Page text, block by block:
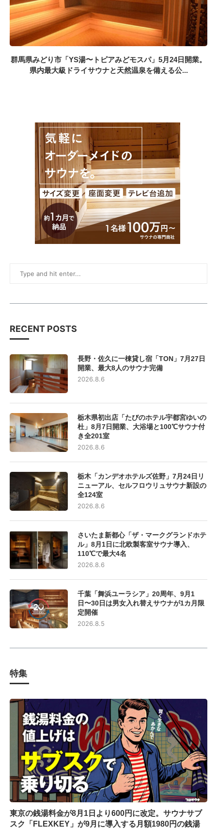
群馬県みどり市「YS湯〜トピアみどモスパ」5月24日開業。
県内最大級ドライサウナと天然温泉を備える公...
RECENT POSTS
長野・佐久に一棟貸し宿「TON」7月27日
開業、最大8人のサウナ完備
2026.8.6
栃木県初出店「たびのホテル宇都宮ゆいの
杜」8月7日開業、大浴場と100℃サウナ付
き全201室
2026.8.6
栃木「カンデオホテルズ佐野」7月24日リ
ニューアル、セルフロウリュサウナ新設の
全124室
2026.8.6
さいたま新都心「ザ・マークグランドホテ
ル」8月1日に北欧製客室サウナ導入、
110℃で最大4名
2026.8.6
千葉「舞浜ユーラシア」20周年、9月1
日〜30日は男女入れ替えサウナが1カ月限
定開催
2026.8.5
特集
東京の銭湯料金が8月1日より600円に改定。サウナサブ
スク「FLEXKEY」が9月に導入する月額1980円の銭湯